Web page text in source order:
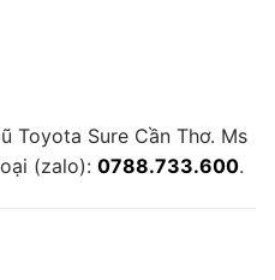
Toyota Sure Cần Thơ. Ms
(zalo): 0788.733.600.